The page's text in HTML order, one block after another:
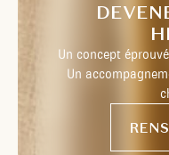
Un concept
Un